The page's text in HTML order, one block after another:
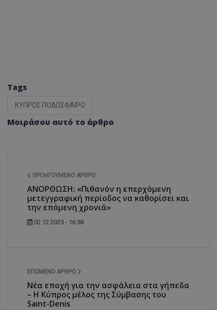
Tags
ΚΥΠΡΟΣ ΠΟΔΟΣΦΑΙΡΟ
Μοιράσου αυτό το άρθρο
ΠΡΟΗΓΟΎΜΕΝΟ ΆΡΘΡΟ
ΑΝΟΡΘΩΣΗ: «Πιθανόν η επερχόμενη
μετεγγραφική περίοδος να καθορίσει και
την επόμενη χρονιά»
02.12.2025 - 16:58
ΕΠΌΜΕΝΟ ΆΡΘΡΟ
Νέα εποχή για την ασφάλεια στα γήπεδα
– Η Κύπρος μέλος της Σύμβασης του
Saint-Denis